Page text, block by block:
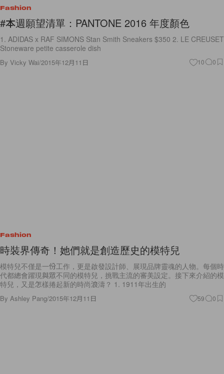
Fashion
#本週願望清單：PANTONE 2016 年度顏色
1. ADIDAS x RAF SIMONS Stan Smith Sneakers $350 2. LE CREUSET
Stoneware petite casserole dish
By Vicky Wai/2015年12月11日 10 0
Fashion
時裝界傳奇！她們就是創造歷史的模特兒
模特兒不僅是一份工作，更是啟發設計師、展現品牌靈魂的人物。每個時
代都總會躍現與眾不同的模特兒，挑戰主流的審美設定。接下來介紹的模
特兒，又是怎樣捲起新的時尚浪濤？ 1. 1911年出生的
By Ashley Pang/2015年12月11日 59 0